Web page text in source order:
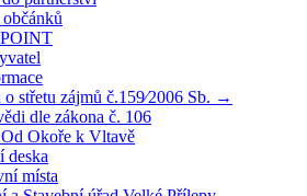
o střetu zájmů č.159⁄2006 Sb. →
dle zákona č. 106
Okoře k Vltavě
deska
místa